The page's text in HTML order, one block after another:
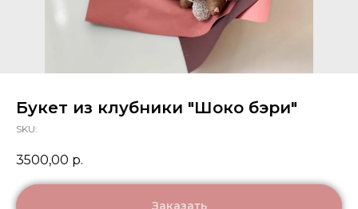
Букет из клубники "Шоко бэри"
SKU:
3500,00 р.